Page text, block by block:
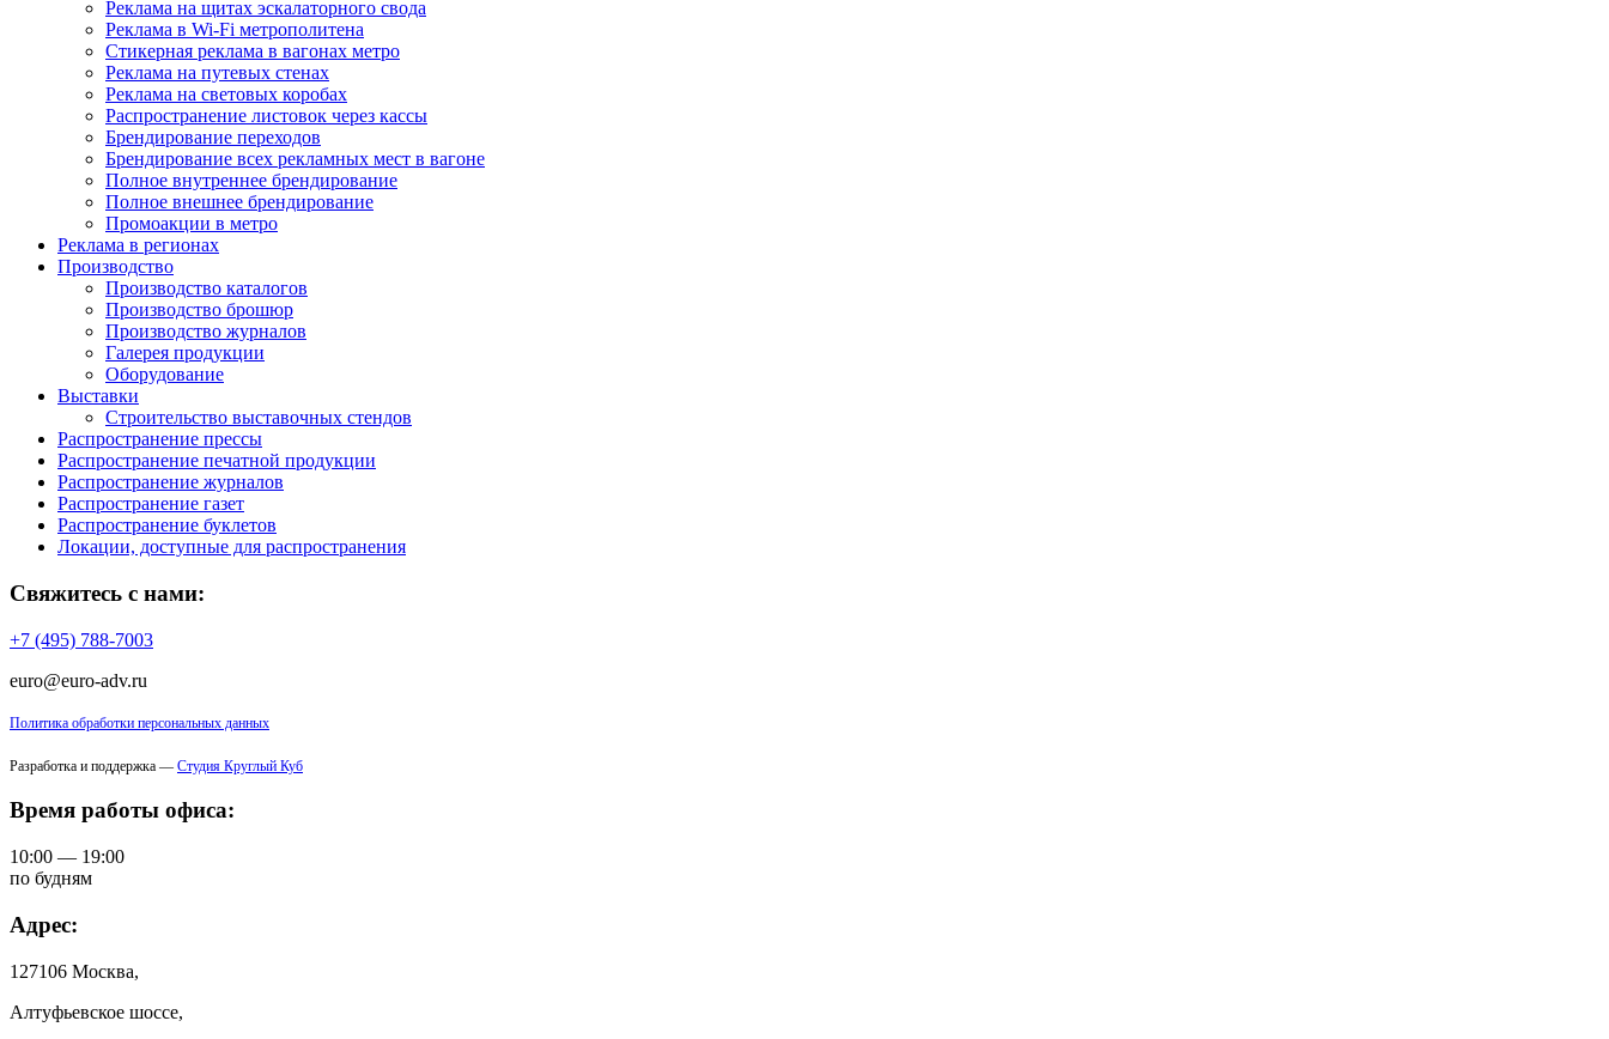
Реклама на щитах эскалаторного свода
Реклама в Wi-Fi метрополитена
Стикерная реклама в вагонах метро
Реклама на путевых стенах
Реклама на световых коробах
Распространение листовок через кассы
Брендирование переходов
Брендирование всех рекламных мест в вагоне
Полное внутреннее брендирование
Полное внешнее брендирование
Промоакции в метро
Реклама в регионах
Производство
Производство каталогов
Производство брошюр
Производство журналов
Галерея продукции
Оборудование
Выставки
Строительство выставочных стендов
Распространение прессы
Распространение печатной продукции
Распространение журналов
Распространение газет
Распространение буклетов
Локации, доступные для распространения
Свяжитесь с нами:
+7 (495) 788-7003
euro@euro-adv.ru
Политика обработки персональных данных
Разработка и поддержка — Студия Круглый Куб
Время работы офиса:
10:00 — 19:00
по будням
Адрес:
127106 Москва,
Алтуфьевское шоссе,